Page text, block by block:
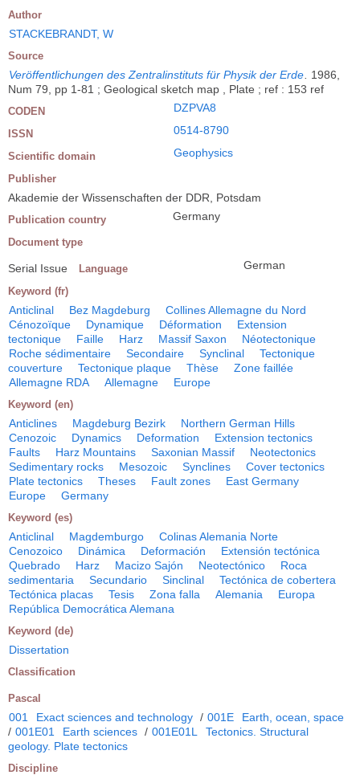
Author
STACKEBRANDT, W
Source
Veröffentlichungen des Zentralinstituts für Physik der Erde
1986,
Num 79, pp 1-81 ; Geological sketch map , Plate ; ref : 153 ref
CODEN DZPVA8
ISSN 0514-8790
Scientific domain Geophysics
Publisher
Akademie der Wissenschaften der DDR, Potsdam
Publication country Germany
Document type
Serial Issue Language German
Keyword (fr)
Anticlinal Bez Magdeburg
Collines Allemagne du Nord
Cénozoïque
Dynamique Déformation
Extension
tectonique
Faille Harz Massif Saxon
Néotectonique
Roche sédimentaire
Secondaire Synclinal
Tectonique
couverture
Tectonique plaque Thèse
Zone faillée
Allemagne RDA
Allemagne Europe
Keyword (en)
Anticlines Magdeburg Bezirk
Northern German Hills
Cenozoic
Dynamics Deformation
Extension tectonics
Faults
Harz Mountains Saxonian Massif
Neotectonics
Sedimentary rocks
Mesozoic Synclines
Cover tectonics
Plate tectonics
Theses Fault zones
East Germany
Europe
Germany
Keyword (es)
Anticlinal Magdemburgo
Colinas Alemania Norte
Cenozoico
Dinámica Deformación
Extensión tectónica
Quebrado
Harz Macizo Sajón Neotectónico
Roca
sedimentaria
Secundario Sinclinal
Tectónica de cobertera
Tectónica placas
Tesis Zona falla Alemania
Europa
República Democrática Alemana
Keyword (de)
Dissertation
Classification
Pascal
001 Exact sciences and technology / 001E
Earth, ocean, space
/ 001E01 Earth sciences / 001E01L
Tectonics. Structural
geology. Plate tectonics
Discipline